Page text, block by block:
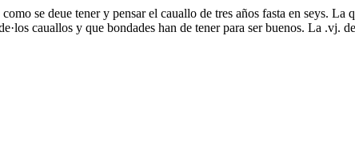
se deue tener y pensar el cauallo de tres años fasta en seys.
cauallos y que bondades han de tener para ser buenos. La .vj.